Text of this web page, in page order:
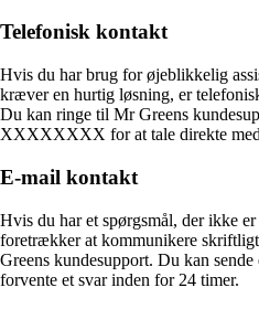
Telefonisk kontakt
Hvis du har brug for øjeblikkelig
kræver en hurtig løsning, er
Du kan ringe til Mr Greens
XXXXXXXX for at tale direkte med
E-mail kontakt
Hvis du har et spørgsmål, der ikke
foretrækker at kommunikere
Greens kundesupport. Du kan
forvente et svar inden for 24 timer.